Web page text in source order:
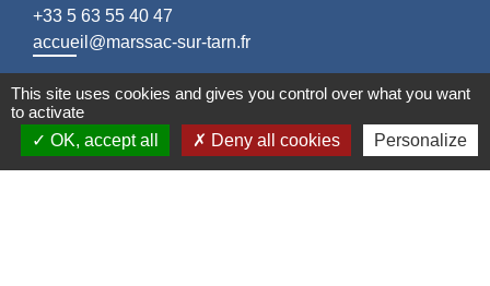
+33 5 63 55 40 47
accueil@marssac-sur-tarn.fr
Lien vers les HORAIRES et CONTACTS
de chaque service
This site uses cookies and gives you control over what you want
to activate
OK, accept all
Deny all cookies Personalize